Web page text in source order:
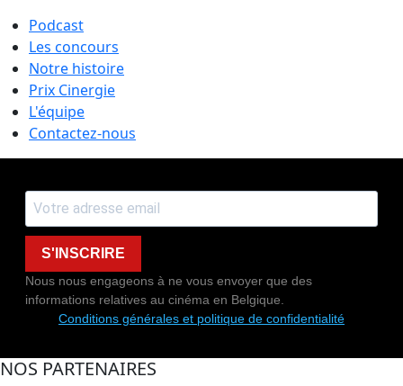
Podcast
Les concours
Notre histoire
Prix Cinergie
L'équipe
Contactez-nous
S'INSCRIRE
Nous nous engageons à ne vous envoyer que des
informations relatives au cinéma en Belgique.
Conditions générales et politique de confidentialité
NOS PARTENAIRES